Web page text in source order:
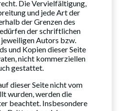
Die Vervielfältigung,
und jede Art der
der Grenzen des
der schriftlichen
Autors bzw.
und Kopien dieser Seite
nicht kommerziellen
gestattet.
dieser Seite nicht vom
wurden, werden die
beachtet. Insbesondere